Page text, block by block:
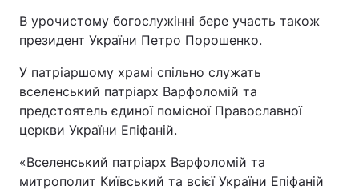
В урочистому богослужінні бере участь також
президент України Петро Порошенко.
У патріаршому храмі спільно служать
вселенський патріарх Варфоломій та
предстоятель єдиної помісної Православної
церкви України Епіфаній.
«Вселенський патріарх Варфоломій та
митрополит Київський та всієї України Епіфаній